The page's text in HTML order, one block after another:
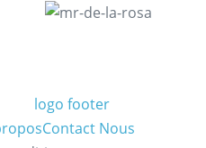
Contact Nous